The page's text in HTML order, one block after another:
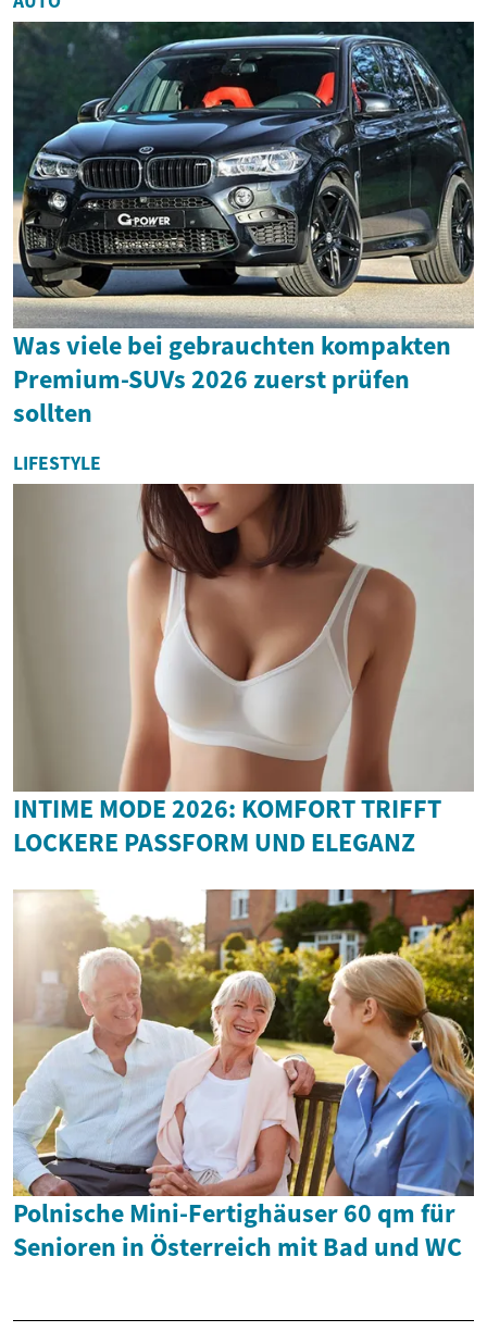
Was viele bei gebrauchten kompakten
Premium-SUVs 2026 zuerst prüfen
sollten
LIFESTYLE
INTIME MODE 2026: KOMFORT TRIFFT
LOCKERE PASSFORM UND ELEGANZ
Polnische Mini-Fertighäuser 60 qm für
Senioren in Österreich mit Bad und WC